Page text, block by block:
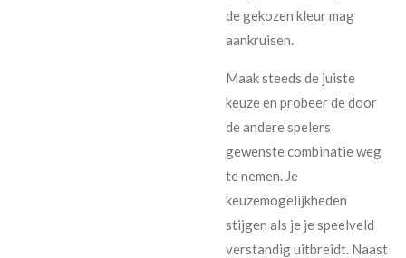
de gekozen kleur mag
aankruisen.
Maak steeds de juiste
keuze en probeer de door
de andere spelers
gewenste combinatie weg
te nemen. Je
keuzemogelijkheden
stijgen als je je speelveld
verstandig uitbreidt. Naast